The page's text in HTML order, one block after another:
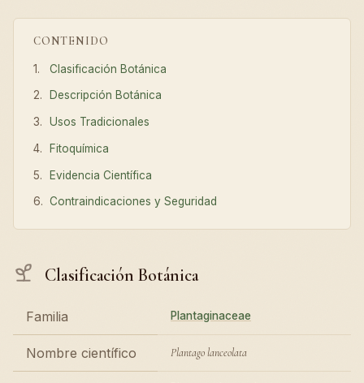
CONTENIDO
Clasificación Botánica
Descripción Botánica
Usos Tradicionales
Fitoquímica
Evidencia Científica
Contraindicaciones y Seguridad
Clasificación Botánica
Familia Plantaginaceae
Nombre científico Plantago lanceolata